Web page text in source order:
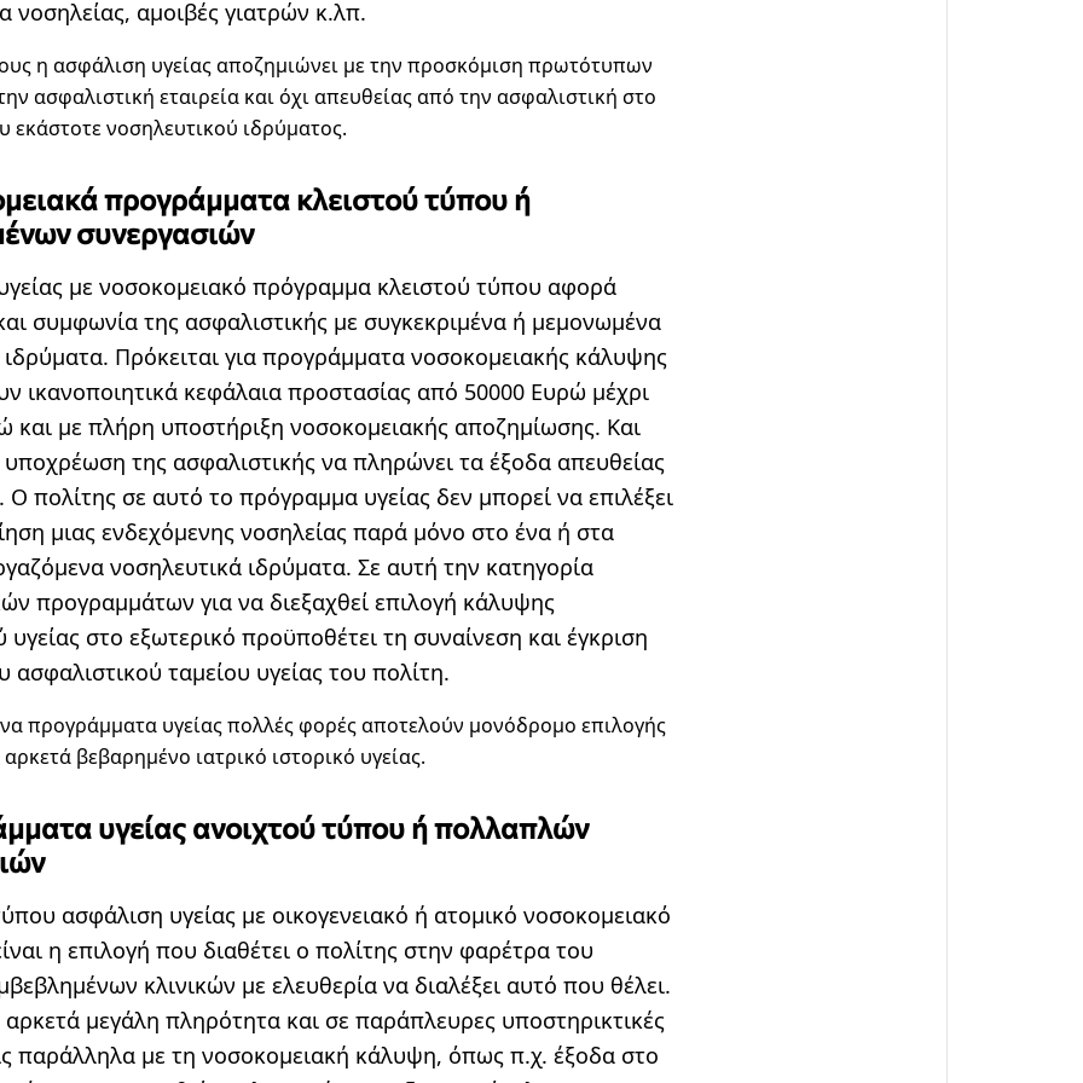
νοσηλείας, αμοιβές γιατρών κ.λπ.
η ασφάλιση υγείας αποζημιώνει με την προσκόμιση πρωτότυπων
ασφαλιστική εταιρεία και όχι απευθείας από την ασφαλιστική στο
εκάστοτε νοσηλευτικού ιδρύματος.
προγράμματα κλειστού τύπου ή
συνεργασιών
με νοσοκομειακό πρόγραμμα κλειστού τύπου αφορά
συμφωνία της ασφαλιστικής με συγκεκριμένα ή μεμονωμένα
Πρόκειται για προγράμματα νοσοκομειακής κάλυψης
ικανοποιητικά κεφάλαια προστασίας από 50000 Ευρώ μέχρι
και με πλήρη υποστήριξη νοσοκομειακής αποζημίωσης. Και
της ασφαλιστικής να πληρώνει τα έξοδα απευθείας
Ο πολίτης σε αυτό το πρόγραμμα υγείας δεν μπορεί να επιλέξει
μιας ενδεχόμενης νοσηλείας παρά μόνο στο ένα ή στα
νοσηλευτικά ιδρύματα. Σε αυτή την κατηγορία
προγραμμάτων για να διεξαχθεί επιλογή κάλυψης
υγείας στο εξωτερικό προϋποθέτει τη συναίνεση και έγκριση
ασφαλιστικού ταμείου υγείας του πολίτη.
προγράμματα υγείας πολλές φορές αποτελούν μονόδρομο επιλογής
αρκετά βεβαρημένο ιατρικό ιστορικό υγείας.
υγείας ανοιχτού τύπου ή πολλαπλών
ασφάλιση υγείας με οικογενειακό ή ατομικό νοσοκομειακό
η επιλογή που διαθέτει ο πολίτης στην φαρέτρα του
κλινικών με ελευθερία να διαλέξει αυτό που θέλει.
μεγάλη πληρότητα και σε παράπλευρες υποστηρικτικές
παράλληλα με τη νοσοκομειακή κάλυψη, όπως π.χ. έξοδα στο